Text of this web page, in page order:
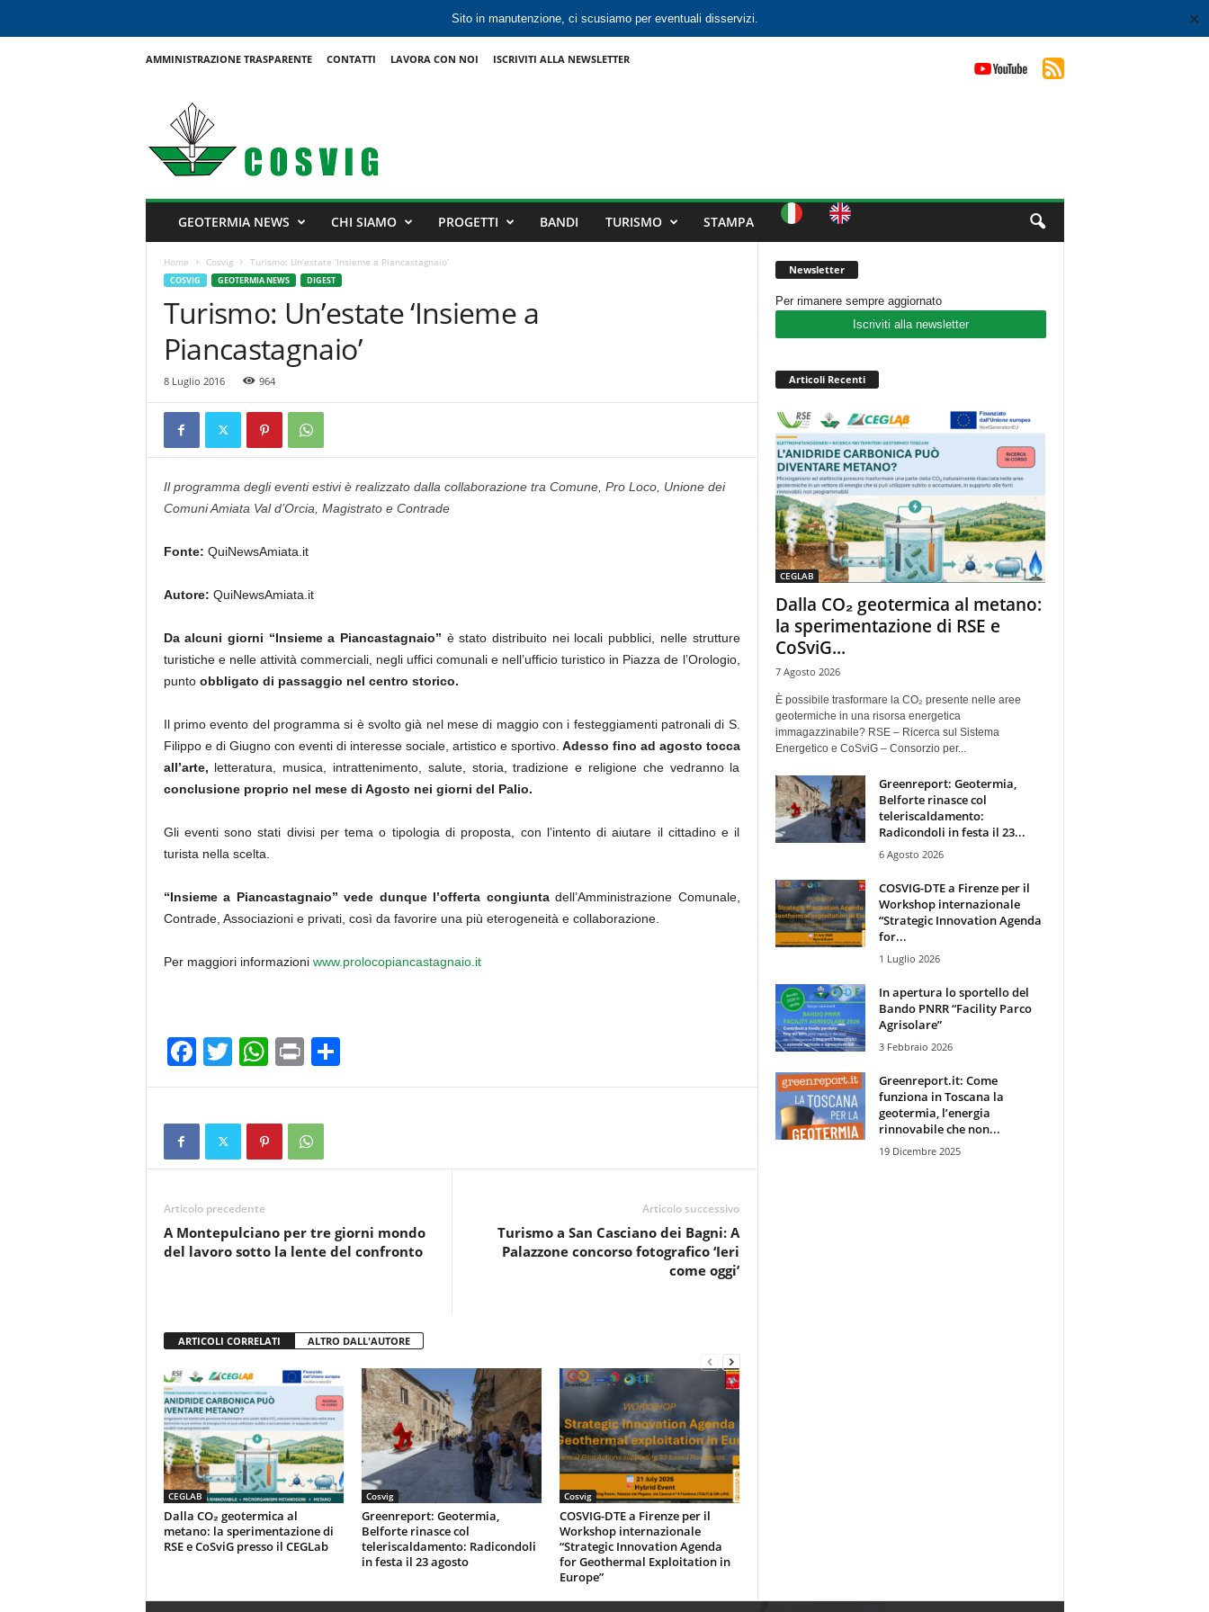
Sito in manutenzione, ci scusiamo per eventuali disservizi. ✕
AMMINISTRAZIONE TRASPARENTE CONTATTI LAVORA CON NOI ISCRIVITI ALLA NEWSLETTER
GEOTERMIA NEWS CHI SIAMO PROGETTI BANDI TURISMO STAMPA
Home Cosvig Turismo: Un’estate ‘Insieme a Piancastagnaio’
COSVIG GEOTERMIA NEWS DIGEST
Turismo: Un’estate ‘Insieme a
Piancastagnaio’
8 Luglio 2016 964
Il programma degli eventi estivi è realizzato dalla collaborazione tra Comune, Pro Loco, Unione dei
Comuni Amiata Val d’Orcia, Magistrato e Contrade
Fonte: QuiNewsAmiata.it
Autore: QuiNewsAmiata.it
Da alcuni giorni “Insieme a Piancastagnaio” è stato distribuito nei locali pubblici, nelle strutture
turistiche e nelle attività commerciali, negli uffici comunali e nell’ufficio turistico in Piazza de l’Orologio,
punto obbligato di passaggio nel centro storico.
Il primo evento del programma si è svolto già nel mese di maggio con i festeggiamenti patronali di S.
Filippo e di Giugno con eventi di interesse sociale, artistico e sportivo. Adesso fino ad agosto tocca
all’arte, letteratura, musica, intrattenimento, salute, storia, tradizione e religione che vedranno la
conclusione proprio nel mese di Agosto nei giorni del Palio.
Gli eventi sono stati divisi per tema o tipologia di proposta, con l’intento di aiutare il cittadino e il
turista nella scelta.
“Insieme a Piancastagnaio” vede dunque l’offerta congiunta dell’Amministrazione Comunale,
Contrade, Associazioni e privati, così da favorire una più eterogeneità e collaborazione.
Per maggiori informazioni www.prolocopiancastagnaio.it
F
a
b
o
k
T
wi
W
h
s
A
p
Pr
in o
vi
Articolo precedente
A Montepulciano per tre giorni mondo
del lavoro sotto la lente del confronto
Articolo successivo
Turismo a San Casciano dei Bagni: A
Palazzone concorso fotografico ‘Ieri
come oggi’
ARTICOLI CORRELATI ALTRO DALL'AUTORE
CEGLAB
Dalla CO₂ geotermica al
metano: la sperimentazione di
RSE e CoSviG presso il CEGLab
Cosvig
Greenreport: Geotermia,
Belforte rinasce col
teleriscaldamento: Radicondoli
in festa il 23 agosto
Cosvig
COSVIG-DTE a Firenze per il
Workshop internazionale
“Strategic Innovation Agenda
for Geothermal Exploitation in
Europe”
Newsletter
Per rimanere sempre aggiornato
Iscriviti alla newsletter
Articoli Recenti
CEGLAB
Dalla CO₂ geotermica al metano:
la sperimentazione di RSE e
CoSviG...
7 Agosto 2026
È possibile trasformare la CO₂ presente nelle aree
geotermiche in una risorsa energetica
immagazzinabile? RSE – Ricerca sul Sistema
Energetico e CoSviG – Consorzio per...
Greenreport: Geotermia,
Belforte rinasce col
teleriscaldamento:
Radicondoli in festa il 23...
6 Agosto 2026
COSVIG-DTE a Firenze per il
Workshop internazionale
“Strategic Innovation Agenda
for...
1 Luglio 2026
In apertura lo sportello del
Bando PNRR “Facility Parco
Agrisolare”
3 Febbraio 2026
Greenreport.it: Come
funziona in Toscana la
geotermia, l’energia
rinnovabile che non...
19 Dicembre 2025